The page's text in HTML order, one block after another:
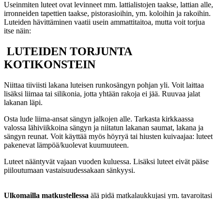
Useinmiten luteet ovat levinneet mm. lattialistojen taakse, lattian alle,
irronneiden tapettien taakse, pistorasioihin, ym. koloihin ja rakoihin.
Luteiden hävittäminen vaatii usein ammattitaitoa, mutta voit torjua
itse näin:
LUTEIDEN TORJUNTA
KOTIKONSTEIN
Niittaa tiiviisti lakana luteisen runkosängyn pohjan yli. Voit laittaa
lisäksi liimaa tai silikonia, jotta yhtään rakoja ei jää. Ruuvaa jalat
lakanan läpi.
Osta lude liima-ansat sängyn jalkojen alle. Tarkasta kirkkaassa
valossa lähiviikkoina sängyn ja niitatun lakanan saumat, lakana ja
sängyn reunat. Voit käyttää myös höyryä tai hiusten kuivaajaa: luteet
pakenevat lämpöä/kuolevat kuumuuteen.
Luteet nääntyvät vajaan vuoden kuluessa. Lisäksi luteet eivät pääse
piiloutumaan vastaisuudessakaan sänkyysi.
Ulkomailla matkustellessa älä pidä matkalaukkujasi ym. tavaroitasi